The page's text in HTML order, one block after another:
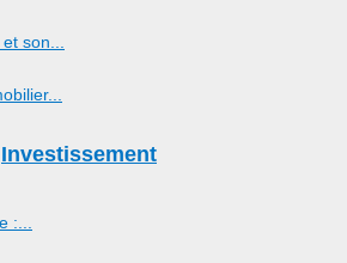
son...
Investissement
:...